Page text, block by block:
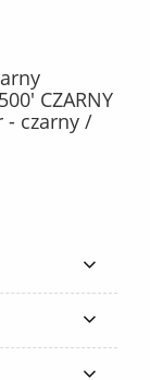
CZARNY
- czarny /
/